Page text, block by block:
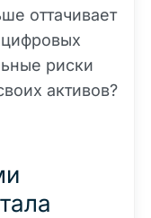
оттачивает
риски
активов?